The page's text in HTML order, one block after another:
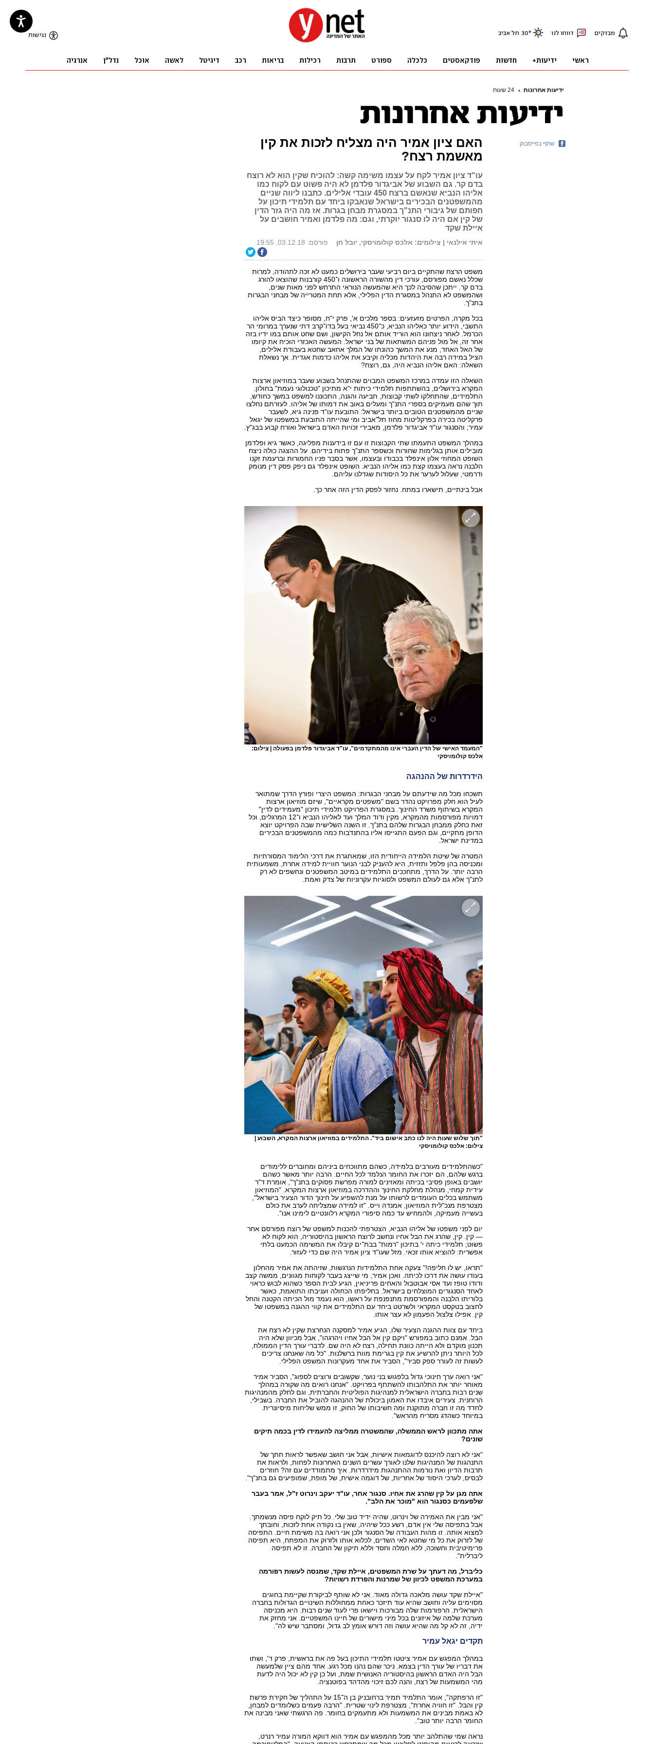
ידיעות אחרונות 24 שעות
האם ציון אמיר היה מצליח לזכות את קין
מאשמת רצח?
עו"ד ציון אמיר לקח על עצמו משימה קשה: להוכיח שקין הוא לא רוצח
בדם קר. גם השבוע של אביגדור פלדמן לא היה פשוט עם לקוח כמו
אליהו הנביא שנאשם ברצח 450 עובדי אלילים. כתבנו ליווה שניים
מהמשפטנים הבכירים בישראל שנאבקו ביחד עם תלמידי תיכון על
חפותם של גיבורי התנ"ך במסגרת מבחן בגרות. אז מה היה גזר הדין
של קין אם היה לו סנגור יוקרתי, וגם: מה פלדמן ואמיר חושבים על
איילת שקד
איתי אילנאי | צילומים: אלכס קולומויסקי, יובל חן פורסם: 03.12.18, 19:55
משפט הרצח שהתקיים ביום רביעי שעבר בירושלים כמעט לא זכה לתהודה, למרות
שכלל נאשם מפורסם, עורכי דין מהשורה הראשונה ו־450 קורבנות שהוצאו להורג
בדם קר. ייתכן שהסיבה לכך היא שהמעשה הנוראי התרחש לפני מאות שנים,
ושהמשפט לא התנהל במסגרת הדין הפלילי, אלא תחת המטרייה של מבחני הבגרות
בתנ"ך.
בכל מקרה, הפרטים מזעזעים: בספר מלכים א', פרק י"ח, מסופר כיצד הביס אליהו
התשבי, הידוע יותר כאליהו הנביא, כ־450 נביאי בעל בדו־קרב דתי שנערך במרומי הר
הכרמל. לאחר ניצחונו הוא הוריד אותם אל נחל הקישון, ושם שחט אותם במו ידיו בזה
אחר זה, אל מול פניהם המשתאות של בני ישראל. המעשה האכזרי הוכיח את קיומו
של האל האחד, מנע את המשך כהונתו של המלך אחאב שחטא בעבודת אלילים,
הציל במידה רבה את היהדות מכליה וקיבע את אליהו כדמות אגדית. אך נשאלת
השאלה: האם אליהו הנביא היה, גם, רוצח?
השאלה הזו עמדה במרכז המשפט המבוים שהתנהל בשבוע שעבר במוזיאון ארצות
המקרא בירושלים, בהשתתפות תלמידי כיתות י"א מתיכון "טכנולוגי נעמת" בחולון.
התלמידים, שהתחלקו לשתי קבוצות, תביעה והגנה, התכוננו למשפט במשך כחודש,
תוך שהם מעמיקים בספרי התנ"ך ומעלים באוב את דמותו של אליהו. לעזרתם נחלצו
שניים מהמשפטנים הטובים ביותר בישראל: התובעת עו"ד פנינה גיא, לשעבר
פרקליטה בכירה בפרקליטות מחוז תל־אביב ומי שהייתה התובעת במשפטו של יגאל
עמיר; והסנגור עו"ד אביגדור פלדמן, מאבירי זכויות האדם בישראל ואורח קבוע בבג"ץ.
במהלך המשפט התעמתו שתי הקבוצות זו עם זו בידענות מפליגה, כאשר גיא ופלדמן
מובילים אותן בגלימות שחורות וכשספר התנ"ך פתוח בידיהם. על ההצגה כולה ניצח
השופט המחוזי אלון אינפלד בכבודו ובעצמו, אשר בסבר פניו החמורות וברעמת זקנו
הלבנה נראה בעצמו קצת כמו אליהו הנביא. השופט אינפלד גם ניפק פסק דין מנומק
ודרמטי, שעלול לערער את כל היסודות שגדלנו עליהם.
אבל בינתיים, תישארו במתח. נחזור לפסק הדין הזה אחר כך.
"המעמד האישי של הדין העברי אינו מהמתקדמים", עו"ד אביגדור פלדמן בפעולה | צילום:
אלכס קולומויסקי
הידרדרות של ההנהגה
תשכחו מכל מה שידעתם על מבחני הבגרות: המשפט היצרי ופורץ הדרך שמתואר
לעיל הוא חלק מפרויקט נהדר בשם "משפטים מקראיים", שיזם מוזיאון ארצות
המקרא בשיתוף משרד החינוך. במסגרת הפרויקט תלמידי תיכון "מעמידים לדין"
דמויות מפורסמות מהמקרא, מקין ודוד המלך ועד לאליהו הנביא ו־12 המרגלים, וכל
זאת כחלק ממבחן הבגרות שלהם בתנ"ך. זו השנה השלישית שבה הפרויקט יוצא
הדופן מתקיים, וגם הפעם התגייסו אליו בהתנדבות כמה מהמשפטנים הבכירים
במדינת ישראל.
המטרה של שיטת הלמידה הייחודית הזו, שמאתגרת את דרכי הלימוד המסורתיות
ומכניסה בהן פלפל ותזזית, היא להעניק לבני הנוער חוויית למידה אחרת, משמעותית
הרבה יותר. על הדרך, מתחככים התלמידים במיטב המשפטנים ונחשפים לא רק
לתנ"ך אלא גם לעולם המשפט ולסוגיות עקרוניות של צדק ואמת.
"תוך שלוש שעות היה לנו כתב אישום ביד". התלמידים במוזיאון ארצות המקרא, השבוע |
צילום: אלכס קולומויסקי
"כשהתלמידים מעורבים בלמידה, כשהם מתווכחים ביניהם ומחוברים ללימודים
ברגש שלהם, הם יזכרו את החומר הנלמד לכל החיים. הרבה יותר מאשר כשהם
יושבים באופן פסיבי בכיתה ומאזינים למורה מפרשת פסוקים בתנ"ך", אומרת ד"ר
עידית קמחי, מנהלת מחלקת החינוך וההדרכה במוזיאון ארצות המקרא. "המוזיאון
משתמש בכלים העומדים לרשותו על מנת להשפיע על חינוך הדור הצעיר בישראל",
מצטרפת מנכ"לית המוזיאון, אמנדה וייס. "זו למידה שמצליחה לערב את כולם
בעשייה מעמיקה, ולהמחיש עד כמה סיפורי המקרא רלוונטיים לימינו אנו".
יום לפני משפטו של אליהו הנביא, הצטרפתי להכנות למשפט של רוצח מפורסם אחר
— קין. קין, שהרג את הבל אחיו ונחשב לרוצח הראשון בהיסטוריה, הוא לקוח לא
פשוט; תלמידי כיתה י' בתיכון "רמות" בבת־ים קיבלו את המשימה הכמעט בלתי
אפשרית: להוציא אותו זכאי. מזל שעו"ד ציון אמיר היה שם כדי לעזור.
"תראו, יש לו חליפה!" צעקה אחת התלמידות הנרגשות, שזיהתה את אמיר מהחלון
בעודו עושה את דרכו לכיתה. ואכן אמיר, מי שייצג בעבר לקוחות מגוונים, ממשה קצב
ודודו טופז ועד אסי אבוטבול והאחים פריניאין, הגיע לבית הספר כשהוא לבוש כראוי
לאחד הסנגורים המוצלחים בישראל. בחליפתו הכחולה ועניבתו התואמת, כאשר
בלוריתו הלבנה והמפורסמת מתנפנפת על ראשו, הוא נעמד מול הכיתה הקטנה והחל
לחצוב בטקסט המקראי ולשרטט ביחד עם התלמידים את קווי ההגנה במשפטו של
קין. אפילו צלצול הפעמון לא עצר אותו.
ביחד עם צוות ההגנה הצעיר שלו, הגיע אמיר למסקנה הנחרצת שקין לא רצח את
הבל. אמנם כתוב במפורש "ויקם קין אל הבל אחיו ויהרגהו", אבל מכיוון שלא היה
תכנון מוקדם ולא הייתה כוונת תחילה, רצח לא היה שם. לדברי עורך הדין הממולח,
לכל היותר ניתן להרשיע את קין בגרימת מוות ברשלנות. "כל מה שאנחנו צריכים
לעשות זה לעורר ספק סביר", הסביר את אחד מעקרונות המשפט הפלילי.
"אני רואה ערך חינוכי גדול בלפגוש בני נוער, שקשובים ורוצים לספוג", הסביר אמיר
מאוחר יותר את התלהבותו להשתתף בפרויקט. "אנחנו רואים מה שקורה במהלך
שנים רבות בחברה הישראלית למנהיגות הפוליטית והחברתית, וגם לחלק מהמנהיגות
הרוחנית. צעירים איבדו את האמון ביכולת של ההנהגה להוביל את החברה. בשבילי,
לחדד מה זו חברה מתוקנת ומה חשיבותו של החוק, זו ממש שליחות מיסיונרית.
במיוחד כשהדג מסריח מהראש".
אתה מתכוון לראש הממשלה, שהמשטרה ממליצה להעמידו לדין בכמה תיקים
שונים?
"אני לא רוצה להיכנס לדוגמאות אישיות, אבל אני חושב שאפשר לראות חתך של
התנהגות של המנהיגות שלנו לאורך עשרים השנים האחרונות לפחות, ולראות את
תרבות הדיון ואת נורמות ההתנהגות מידרדרות. איך מתמודדים עם זה? חוזרים
לבסיס, לערכי היסוד של אחריות, של דוגמה אישית, של מופת, שמופיעים גם בתנ"ך".
אתה מגן על קין שהרג את אחיו. סנגור אחר, עו"ד יעקב וינרוט ז"ל, אמר בעבר
שלפעמים כסנגור הוא "מוכר את הלב".
"אני מבין את האמירה של וינרוט, שהיה ידיד טוב שלי. כל תיק לוקח פיסה מנשמתך.
אבל בתפיסה שלי אין אדם, רשע ככל שיהיה, שאין בו נקודה אחת לזכות, וחובתך
למצוא אותה. זו מהות העבודה של הסנגור ולכן אני רואה בה משימת חיים. התפיסה
של לזרוק את כל מי שחטא לאי השדים, לכלוא אותו ולזרוק את המפתח, היא תפיסה
פרימיטיבית וחשוכה, ללא חמלה וחסד וללא תיקון של החברה. זו לא תפיסה
ליברלית".
כליברל, מה דעתך על שרת המשפטים, איילת שקד, שמנסה לעשות רפורמה
במערכת המשפט לכיוון של שמרנות והפרדת רשויות?
"איילת שקד עושה מלאכה גדולה מאוד. אני לא שותף לביקורת שקיימת בחוגים
מסוימים עליה וחושב שהיא עוד תיזכר כאחת ממחוללות השינויים הגדולות בחברה
הישראלית. הרפורמות שלה מבורכות ויישאו פרי לעוד שנים רבות. היא מכניסה
מערכת שלמה של איזונים בכל מיני מישורים של חיינו המשפטיים. אני מחזק את
ידיה, זה לא קל מה שהיא עושה וזה דורש אומץ לב גדול, ומסתבר שיש לה".
תקדים יגאל עמיר
במהלך המפגש עם אמיר ציטטו תלמידי התיכון בעל פה את בראשית, פרק ד', ושתו
את דבריו של עורך הדין בצמא. ניכר שהם נהנו מכל רגע. אחד מהם ציין שלמעשה
הבל היה האדם הראשון בהיסטוריה האנושית שמת, ועל כן קין לא יכול היה לדעת
מהי המשמעות של רצח, והנה לכם זיכוי מהדהד בפוטנציה.
"זו הרפתקה", אומר התלמיד תמיר ברחובניק בן ה־15 על התהליך של חקירת פרשת
קין והבל. "זו חוויה אחרת", מצטרפת לינוי שטרית. "הרבה פעמים כשלומדים למבחן,
לא באמת מבינים את המשמעות ולא מתעמקים בחומר. פה הרגשתי שאני מבינה את
החומר הרבה יותר טוב".
נראה שמי שהתלהב יותר מכל מהמפגש עם אמיר הוא דווקא המורה עמיר רנרט,
שתף בפייסבוק